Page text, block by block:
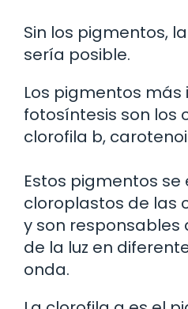
Sin los pigmentos,
sería posible.
Los pigmentos
fotosíntesis son los
clorofila b,
Estos pigmentos
cloroplastos de las
y son
de la luz en
onda.